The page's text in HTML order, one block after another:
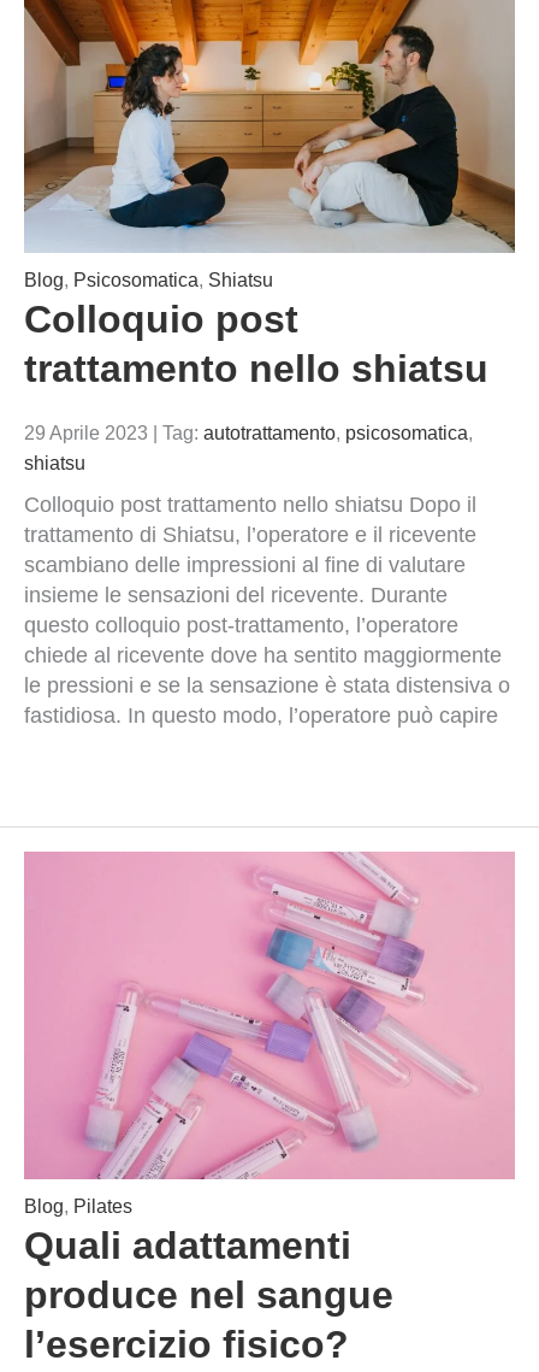
Blog, Psicosomatica, Shiatsu
Colloquio post
trattamento nello shiatsu
29 Aprile 2023 Tag: autotrattamento, psicosomatica,
shiatsu
Colloquio post trattamento nello shiatsu Dopo il
trattamento di Shiatsu, l’operatore e il ricevente
scambiano delle impressioni al fine di valutare
insieme le sensazioni del ricevente. Durante
questo colloquio post-trattamento, l’operatore
chiede al ricevente dove ha sentito maggiormente
le pressioni e se la sensazione è stata distensiva o
fastidiosa. In questo modo, l’operatore può capire
Blog, Pilates
Quali adattamenti
produce nel sangue
l’esercizio fisico?